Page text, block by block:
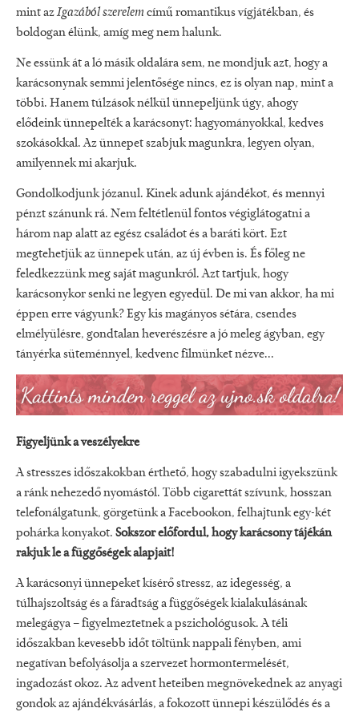
mint azIgazából szerelemcímű romantikus vígjátékban, és
boldogan élünk, amíg meg nem halunk.
Ne essünk át a ló másik oldalára sem, ne mondjuk azt, hogy a
karácsonynak semmi jelentősége nincs, ez is olyan nap, mint a
többi. Hanem túlzások nélkül ünnepeljünk úgy, ahogy
elődeink ünnepelték a karácsonyt: hagyományokkal, kedves
szokásokkal. Az ünnepet szabjuk magunkra, legyen olyan,
amilyennek mi akarjuk.
Gondolkodjunk józanul. Kinek adunk ajándékot, és mennyi
pénzt szánunk rá. Nem feltétlenül fontos végiglátogatni a
három nap alatt az egész családot és a baráti kört. Ezt
megtehetjük az ünnepek után, az új évben is. És főleg ne
feledkezzünk meg saját magunkról. Azt tartjuk, hogy
karácsonykor senki ne legyen egyedül. De mi van akkor, ha mi
éppen erre vágyunk? Egy kis magányos sétára, csendes
elmélyülésre, gondtalan heverészésre a jó meleg ágyban, egy
tányérka süteménnyel, kedvenc filmünket nézve...
Figyeljünk a veszélyekre
A stresszes időszakokban érthető, hogy szabadulni igyekszünk
a ránk nehezedő nyomástól. Több cigarettát szívunk, hosszan
telefonálgatunk, görgetünk a Facebookon, felhajtunk egy-két
pohárka konyakot. Sokszor előfordul, hogy karácsony tájékán
rakjuk le a függőségek alapjait!
A karácsonyi ünnepeket kísérő stressz, az idegesség, a
túlhajszoltság és a fáradtság a függőségek kialakulásának
melegágya – figyelmeztetnek a pszichológusok. A téli
időszakban kevesebb időt töltünk nappali fényben, ami
negatívan befolyásolja a szervezet hormontermelését,
ingadozást okoz. Az advent heteiben megnövekednek az anyagi
gondok az ajándékvásárlás, a fokozott ünnepi készülődés és a